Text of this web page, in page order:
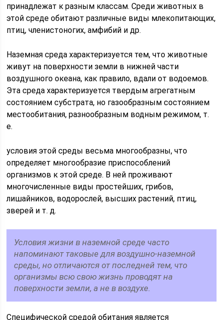
принадлежат к разным классам. Среди животных в
этой среде обитают различные виды млекопитающих,
птиц, членистоногих, амфибий и др.
Наземная среда характеризуется тем, что животные
живут на поверхности земли в нижней части
воздушного океана, как правило, вдали от водоемов.
Эта среда характеризуется твердым агрегатным
состоянием субстрата, но газообразным состоянием
местообитания, разнообразным водным режимом, т.
е.
условия этой среды весьма многообразны, что
определяет многообразие приспособлений
организмов к этой среде. В ней проживают
многочисленные виды простейших, грибов,
лишайников, водорослей, высших растений, птиц,
зверей и т. д.
Условия жизни в наземной среде часто
напоминают таковые для воздушно-наземной
среды, но отличаются от последней тем, что
организмы всю свою жизнь проводят на
поверхности земли, а не в воздухе.
Специфической средой обитания является